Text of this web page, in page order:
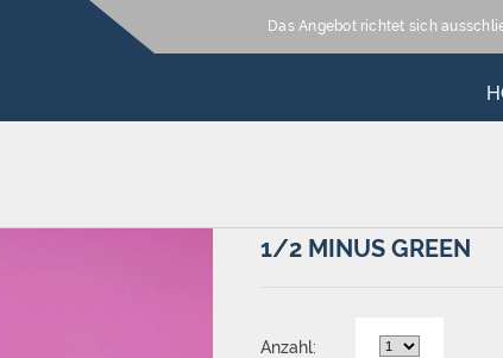
Das Angebot richtet sich
1/2 MINUS GREEN
Anzahl: